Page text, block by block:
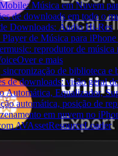
Música em Nuvem
de downloads em todo o
Downloads: Áudio Hi-Res
de Música para
reprodutor de música
e mais
de biblioteca e
de downloads: visão geral
Automática, Equalizador,
automática, posição de
em nuvem no
AVAssetResourceLoader